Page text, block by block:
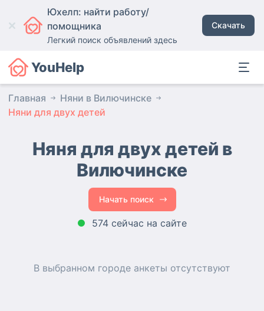
Юхелп: найти работу/
помощника
Легкий поиск объявлений здесь
Скачать
YouHelp
Главная
Няни в Вилючинске
Няни для двух детей
Няня для двух детей в
Вилючинске
Начать поиск
574 сейчас на сайте
В выбранном городе анкеты отсутствуют